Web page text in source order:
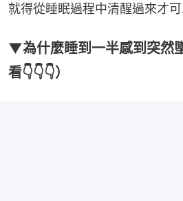
就得從睡眠過程中清醒過來才可
▼為什麼睡到一半感到突然
看👇👇👇）